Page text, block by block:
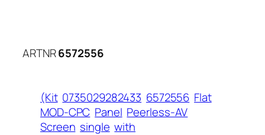
ARTNR6572556
(Kit 0735029282433 6572556 Flat
MOD-CPC Panel Peerless-AV
Screen single with